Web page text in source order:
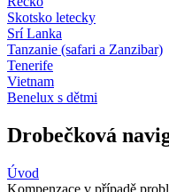
Skotsko letecky
Srí Lanka
Tanzanie (safari a Zanzibar)
Tenerife
Vietnam
Benelux s dětmi
Drobečková
Úvod
Kompenzace v případě